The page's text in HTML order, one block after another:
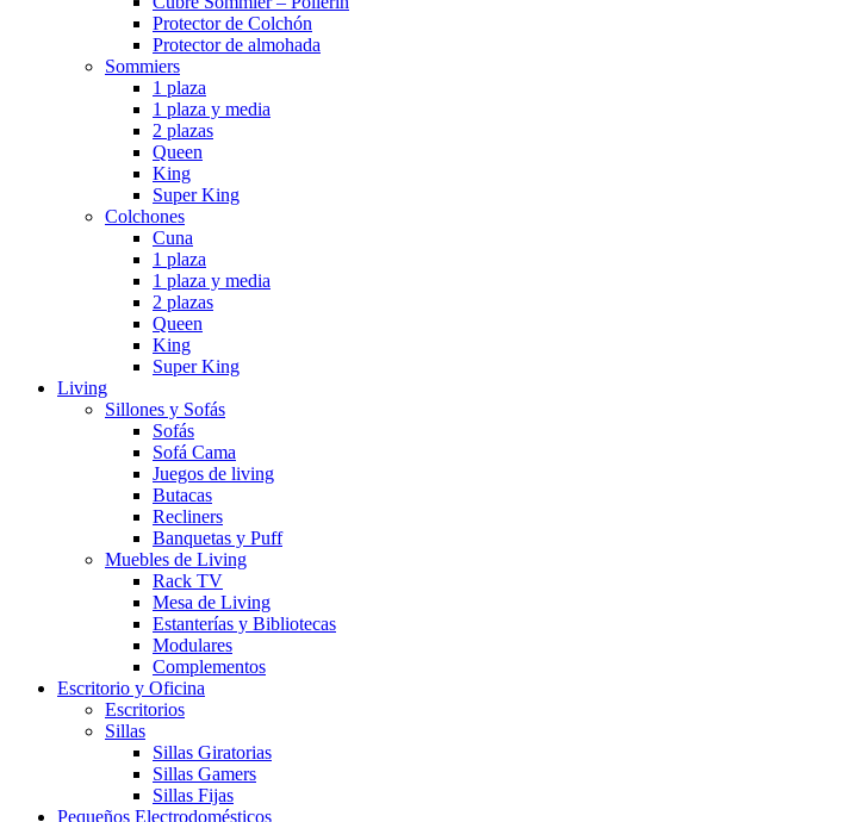
Protector de Colchón
Protector de almohada
Sommiers
1 plaza
1 plaza y media
2 plazas
Queen
King
Super King
Colchones
Cuna
1 plaza
1 plaza y media
2 plazas
Queen
King
Super King
Living
Sillones y Sofás
Sofás
Sofá Cama
Juegos de living
Butacas
Recliners
Banquetas y Puff
Muebles de Living
Rack TV
Mesa de Living
Estanterías y Bibliotecas
Modulares
Complementos
Escritorio y Oficina
Escritorios
Sillas
Sillas Giratorias
Sillas Gamers
Sillas Fijas
Pequeños Electrodomésticos